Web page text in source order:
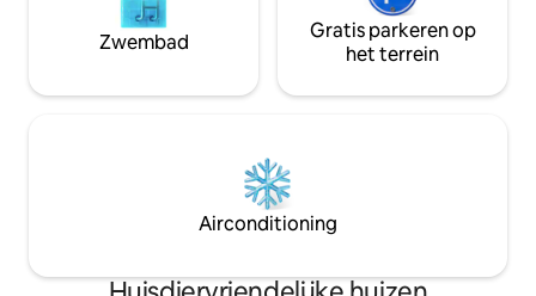
Zwembad
Gratis parkeren op
het terrein
Airconditioning